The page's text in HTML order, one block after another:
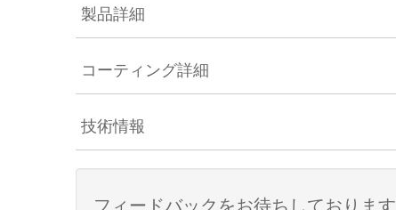
製品詳細
コーティング詳細
技術情報
フィードバックをお待ちしております